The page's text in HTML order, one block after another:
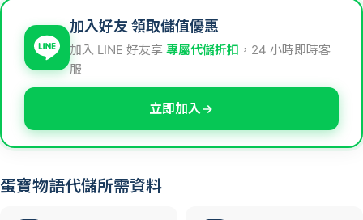
加入好友 領取儲值優惠
加入 LINE 好友享 專屬代儲折扣 ，24 小時即時客
服
立即加入
蛋寶物語代儲所需資料